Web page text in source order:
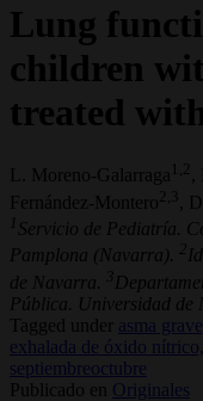
Lung
children
treated
L. Moreno-Galarraga 1,2
Fernández-Montero 2,3 ,
1 Servicio de Pediatría.
Pamplona (Navarra). 2
de Navarra.
3
Pública. Universidad
Tagged under
asma grave,
exhalada de óxido nítrico,
septiembreoctubre
Publicado en
Originales